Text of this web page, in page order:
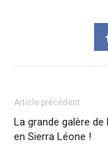
Article précédent
La grande galère de
en Sierra Léone !